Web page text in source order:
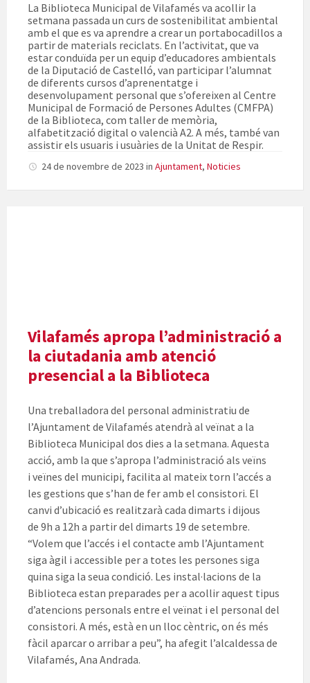
La Biblioteca Municipal de Vilafamés va acollir la
setmana passada un curs de sostenibilitat ambiental
amb el que es va aprendre a crear un portabocadillos a
partir de materials reciclats. En l’activitat, que va
estar conduïda per un equip d’educadores ambientals
de la Diputació de Castelló, van participar l’alumnat
de diferents cursos d’aprenentatge i
desenvolupament personal que s’ofereixen al Centre
Municipal de Formació de Persones Adultes (CMFPA)
de la Biblioteca, com taller de memòria,
alfabetització digital o valencià A2. A més, també van
assistir els usuaris i usuàries de la Unitat de Respir.
24 de novembre de 2023 in Ajuntament, Noticies
Vilafamés apropa l’administració a
la ciutadania amb atenció
presencial a la Biblioteca
Una treballadora del personal administratiu de
l’Ajuntament de Vilafamés atendrà al veïnat a la
Biblioteca Municipal dos dies a la setmana. Aquesta
acció, amb la que s’apropa l’administració als veïns
i veïnes del municipi, facilita al mateix torn l’accés a
les gestions que s’han de fer amb el consistori. El
canvi d’ubicació es realitzarà cada dimarts i dijous
de 9h a 12h a partir del dimarts 19 de setembre.
“Volem que l’accés i el contacte amb l’Ajuntament
siga àgil i accessible per a totes les persones siga
quina siga la seua condició. Les instal·lacions de la
Biblioteca estan preparades per a acollir aquest tipus
d’atencions personals entre el veïnat i el personal del
consistori. A més, està en un lloc cèntric, on és més
fàcil aparcar o arribar a peu”, ha afegit l’alcaldessa de
Vilafamés, Ana Andrada.